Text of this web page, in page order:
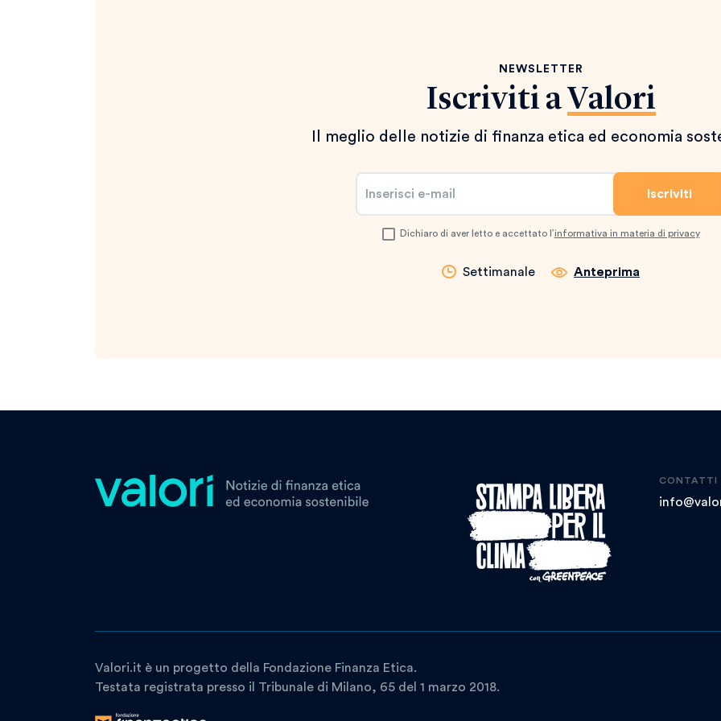
NEWSLETTER
Iscriviti a Valori
Il meglio delle notizie di finanza etica ed economia
Dichiaro di aver letto e accettato l’informativa in materia di privacy
Settimanale Anteprima
CONTATTI
Valori.it è un progetto della Fondazione Finanza Etica.
Testata registrata presso il Tribunale di Milano, 65 del 1 marzo 2018.